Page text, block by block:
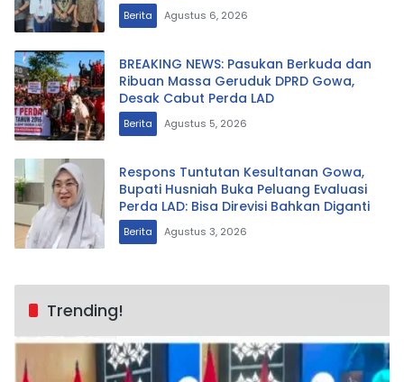
Berita Agustus 6, 2026
BREAKING NEWS: Pasukan Berkuda dan
Ribuan Massa Geruduk DPRD Gowa,
Desak Cabut Perda LAD
Berita Agustus 5, 2026
Respons Tuntutan Kesultanan Gowa,
Bupati Husniah Buka Peluang Evaluasi
Perda LAD: Bisa Direvisi Bahkan Diganti
Berita Agustus 3, 2026
Trending!